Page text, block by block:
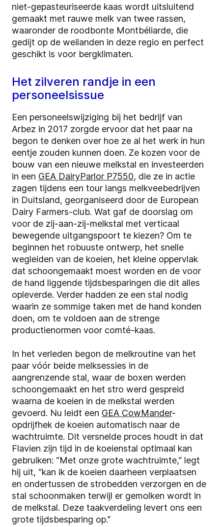
niet-gepasteuriseerde kaas wordt uitsluitend
gemaakt met rauwe melk van twee rassen,
waaronder de roodbonte Montbéliarde, die
gedijt op de weilanden in deze regio en perfect
geschikt is voor bergklimaten.
Het zilveren randje in een
personeelsissue
Een personeelswijziging bij het bedrijf van
Arbez in 2017 zorgde ervoor dat het paar na
begon te denken over hoe ze al het werk in hun
eentje zouden kunnen doen. Ze kozen voor de
bouw van een nieuwe melkstal en investeerden
in een GEA DairyParlor P7550, die ze in actie
zagen tijdens een tour langs melkveebedrijven
in Duitsland, georganiseerd door de European
Dairy Farmers-club. Wat gaf de doorslag om
voor de zij-aan-zij-melkstal met verticaal
bewegende uitgangspoort te kiezen? Om te
beginnen het robuuste ontwerp, het snelle
wegleiden van de koeien, het kleine oppervlak
dat schoongemaakt moest worden en de voor
de hand liggende tijdsbesparingen die dit alles
opleverde. Verder hadden ze een stal nodig
waarin ze sommige taken met de hand konden
doen, om te voldoen aan de strenge
productienormen voor comté-kaas.
In het verleden begon de melkroutine van het
paar vóór beide melksessies in de
aangrenzende stal, waar de boxen werden
schoongemaakt en het stro werd gespreid
waarna de koeien in de melkstal werden
gevoerd. Nu leidt een GEA CowMander-
opdrijfhek de koeien automatisch naar de
wachtruimte. Dit versnelde proces houdt in dat
Flavien zijn tijd in de koeienstal optimaal kan
gebruiken: “Met onze grote wachtruimte,” legt
hij uit, “kan ik de koeien daarheen verplaatsen
en ondertussen de strobedden verzorgen en de
stal schoonmaken terwijl er gemolken wordt in
de melkstal. Deze taakverdeling levert ons een
grote tijdsbesparing op.”